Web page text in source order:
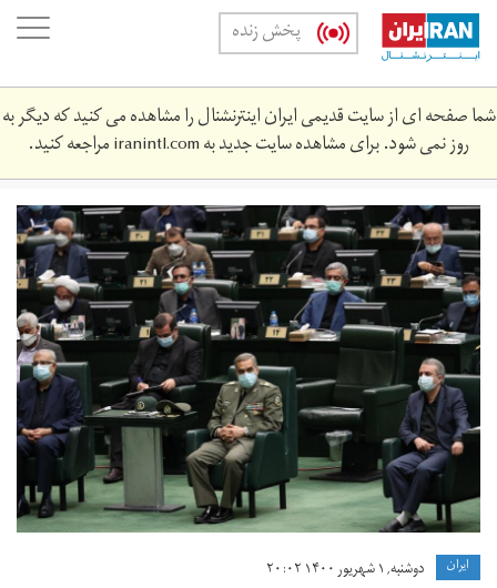
Skip
main
content
پخش زنده
شما صفحه ای از سایت قدیمی ایران اینترنشنال را مشاهده می کنید که دیگر به
روز نمی شود. برای مشاهده سایت جدید بهiranintl.comمراجعه کنید.
4592906.jpg
ايران دوشنبه, ۱ شهریور ۱۴۰۰ ۲۰:۰۲